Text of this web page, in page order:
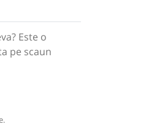
Este o
pe scaun